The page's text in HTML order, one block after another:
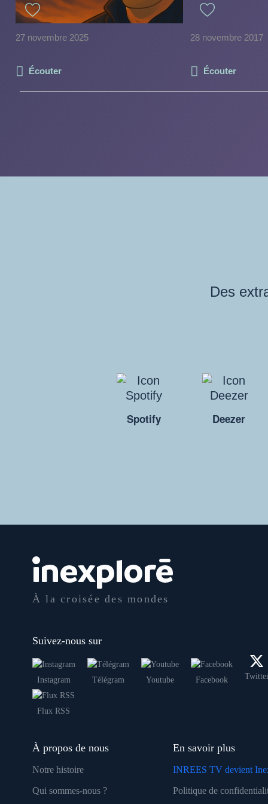
27 novembre 2025
Écouter
28 novembre 2017
Écouter
Des
Spotify Deezer
À la croisée des mondes
Suivez-nous sur
Instagram Télégram Youtube Facebook
Flux RSS
À propos de nous
Notre histoire
Qui sommes-nous ?
En savoir plus
INREES TV devient
Politique de